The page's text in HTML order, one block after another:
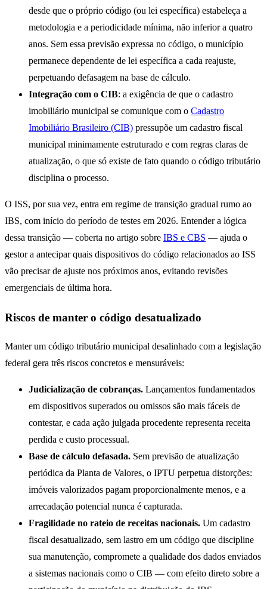
desde que o próprio código (ou lei específica) estabeleça a
metodologia e a periodicidade mínima, não inferior a quatro
anos. Sem essa previsão expressa no código, o município
permanece dependente de lei específica a cada reajuste,
perpetuando defasagem na base de cálculo.
Integração com o CIB: a exigência de que o cadastro
imobiliário municipal se comunique com o Cadastro
Imobiliário Brasileiro (CIB) pressupõe um cadastro fiscal
municipal minimamente estruturado e com regras claras de
atualização, o que só existe de fato quando o código tributário
disciplina o processo.
O ISS, por sua vez, entra em regime de transição gradual rumo ao
IBS, com início do período de testes em 2026. Entender a lógica
dessa transição — coberta no artigo sobre IBS e CBS — ajuda o
gestor a antecipar quais dispositivos do código relacionados ao ISS
vão precisar de ajuste nos próximos anos, evitando revisões
emergenciais de última hora.
Riscos de manter o código desatualizado
Manter um código tributário municipal desalinhado com a legislação
federal gera três riscos concretos e mensuráveis:
Judicialização de cobranças. Lançamentos fundamentados
em dispositivos superados ou omissos são mais fáceis de
contestar, e cada ação julgada procedente representa receita
perdida e custo processual.
Base de cálculo defasada. Sem previsão de atualização
periódica da Planta de Valores, o IPTU perpetua distorções:
imóveis valorizados pagam proporcionalmente menos, e a
arrecadação potencial nunca é capturada.
Fragilidade no rateio de receitas nacionais. Um cadastro
fiscal desatualizado, sem lastro em um código que discipline
sua manutenção, compromete a qualidade dos dados enviados
a sistemas nacionais como o CIB — com efeito direto sobre a